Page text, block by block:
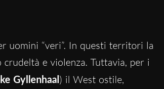
uomini “veri”. In questi territori la
e violenza. Tuttavia, per i
Gyllenhaal) il West ostile,